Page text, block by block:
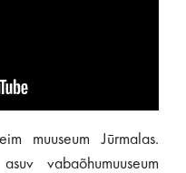
muuseum Jūrmalas.
vabaõhumuuseum